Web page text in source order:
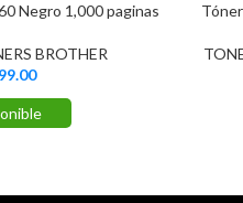
Negro 1,000 paginas
BROTHER